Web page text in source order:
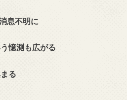
息不明に
憶測も広がる
る